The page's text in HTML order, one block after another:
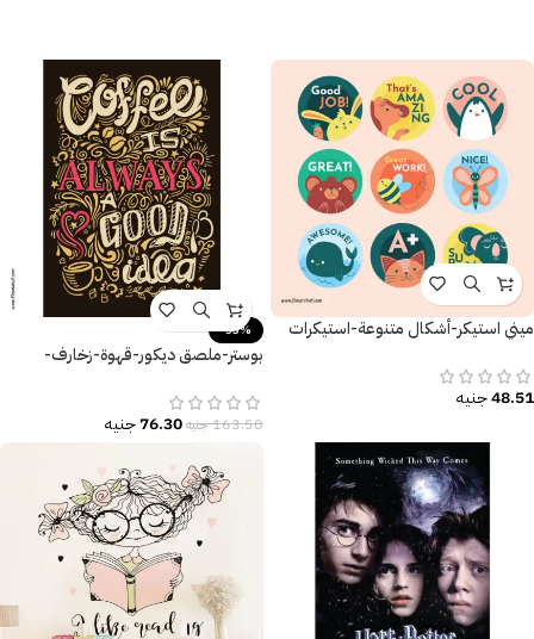
ميني استيكر-أشكال متنوعة-استيكرات
48.51جنيه
-53%
بوستر-ملصق ديكور-قهوة-زخارف-
163.50جنيه76.30جنيه